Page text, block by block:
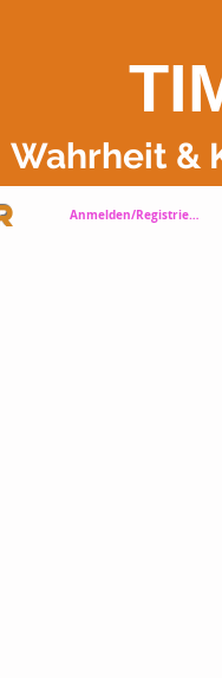
Wahrheit &
Anmelden/Registrieren